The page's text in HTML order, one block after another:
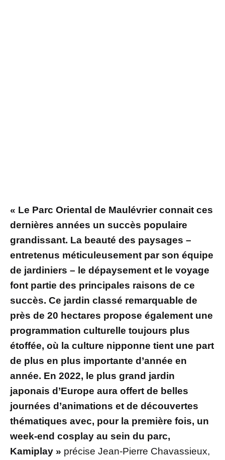
« Le Parc Oriental de Maulévrier connait ces
dernières années un succès populaire
grandissant. La beauté des paysages –
entretenus méticuleusement par son équipe
de jardiniers – le dépaysement et le voyage
font partie des principales raisons de ce
succès. Ce jardin classé remarquable de
près de 20 hectares propose également une
programmation culturelle toujours plus
étoffée, où la culture nipponne tient une part
de plus en plus importante d’année en
année. En 2022, le plus grand jardin
japonais d’Europe aura offert de belles
journées d’animations et de découvertes
thématiques avec, pour la première fois, un
week-end cosplay au sein du parc,
Kamiplay » précise Jean-Pierre Chavassieux,